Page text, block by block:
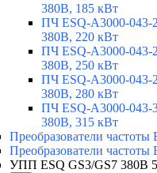
380В, 185 кВт
ПЧ ESQ-A3000-043-
380В, 220 кВт
ПЧ ESQ-A3000-043-
380В, 250 кВт
ПЧ ESQ-A3000-043-
380В, 280 кВт
ПЧ ESQ-A3000-043-
380В, 315 кВт
Преобразователи частоты
Преобразователи частоты
УПП ESQ GS3/GS7 380В